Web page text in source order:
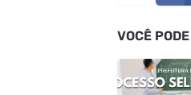
VOCÊ